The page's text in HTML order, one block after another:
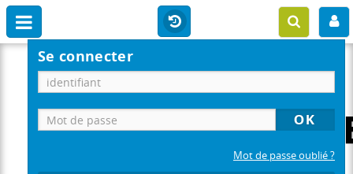
Se connecter
Mot de passe oublié ?